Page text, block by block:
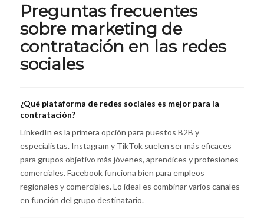
Preguntas frecuentes
sobre marketing de
contratación en las redes
sociales
¿Qué plataforma de redes sociales es mejor para la
contratación?
LinkedIn es la primera opción para puestos B2B y
especialistas. Instagram y TikTok suelen ser más eficaces
para grupos objetivo más jóvenes, aprendices y profesiones
comerciales. Facebook funciona bien para empleos
regionales y comerciales. Lo ideal es combinar varios canales
en función del grupo destinatario.